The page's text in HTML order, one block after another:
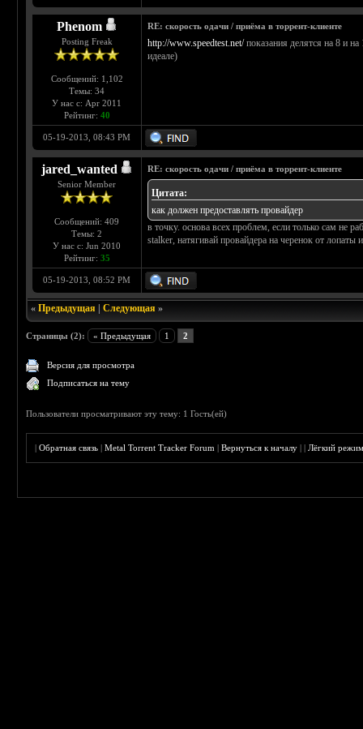
Phenom
Posting Freak
Сообщений: 1,102
Темы: 34
У нас с: Apr 2011
Рейтинг: 40
RE: скорость одачи / приёма в торрент-клиенте
http://www.speedtest.net/показания делятся на 8 и
идеале)
05-19-2013, 08:43 PM
jared_wanted
Senior Member
Сообщений: 409
Темы: 2
У нас с: Jun 2010
Рейтинг: 35
RE: скорость одачи / приёма в торрент-клиенте
Цитата:
как должен предоставлять провайдер
в точку. основа всех проблем, если только сам не
stalker, натягивай провайдера на черенок от лопаты
05-19-2013, 08:52 PM
«Предыдущая |Следующая »
Страницы (2): « Предыдущая 1 2
Версия для просмотра
Подписаться на тему
Пользователи просматривают эту тему: 1 Гость(ей)
|Обратная связь |Metal Torrent Tracker Forum |Вернуться к началу ||Лёгкий